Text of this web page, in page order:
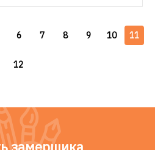
6 7 8 9 10 11
12